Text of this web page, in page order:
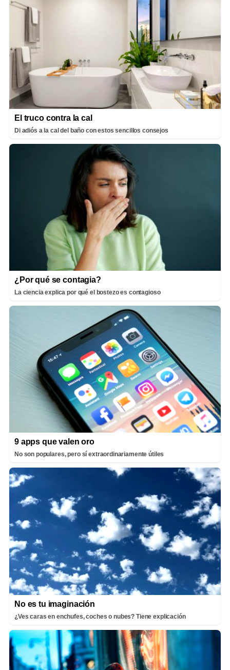
El truco contra la cal
Di adiós a la cal del baño con estos sencillos consejos
¿Por qué se contagia?
La ciencia explica por qué el bostezo es contagioso
9 apps que valen oro
No son populares, pero sí extraordinariamente útiles
No es tu imaginación
¿Ves caras en enchufes, coches o nubes? Tiene explicación